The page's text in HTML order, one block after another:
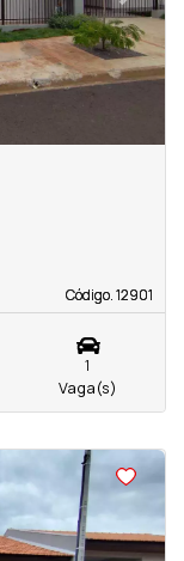
Código. 12901
Código. 12901
1
Vaga(s)